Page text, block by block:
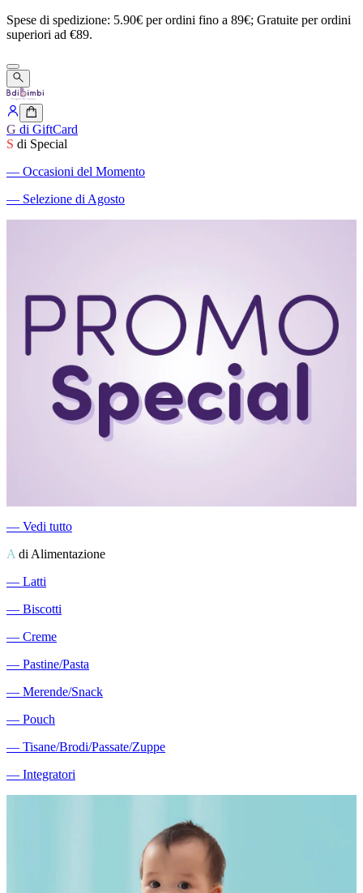
Spese di spedizione: 5.90€ perordini fino a 89€; Gratuite perordini
superiori ad €89.
G di GiftCard
S di Special
― Occasioni del Momento
― Selezione di Agosto
― Vedi tutto
A di Alimentazione
― Latti
― Biscotti
― Creme
― Pastine/Pasta
― Merende/Snack
― Pouch
― Tisane/Brodi/Passate/Zuppe
― Integratori